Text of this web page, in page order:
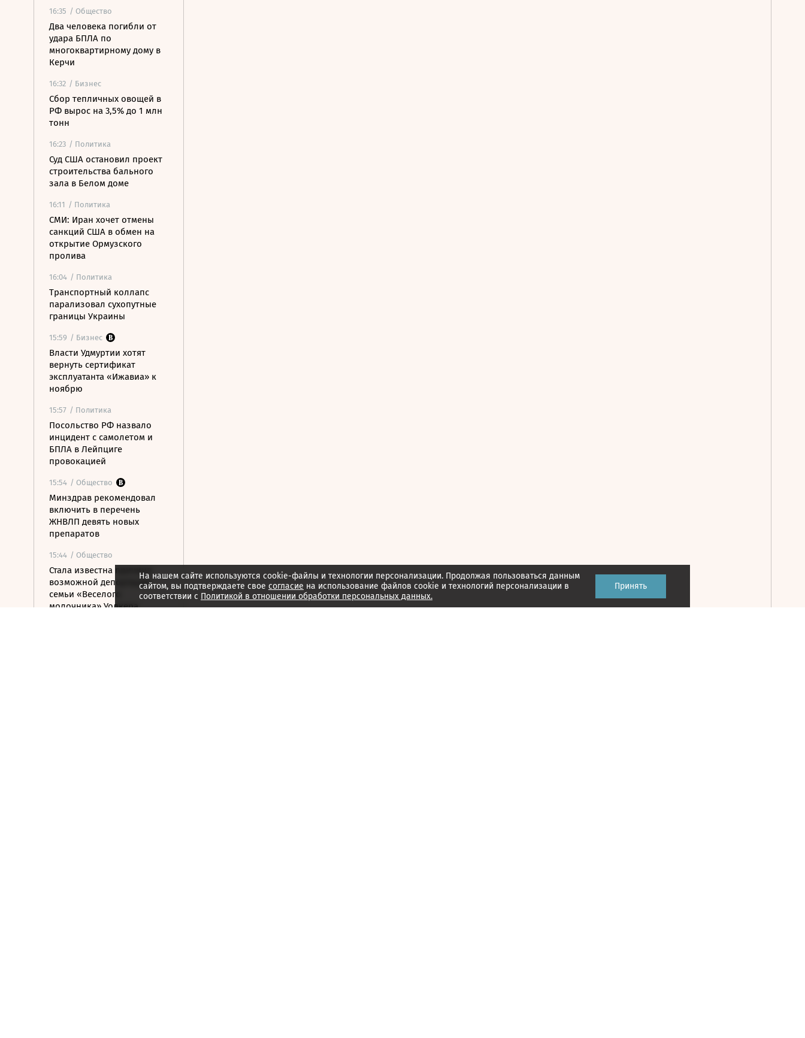
16:35 / Общество
Два человека погибли от
удара БПЛА по
многоквартирному дому в
Керчи
16:32 / Бизнес
Сбор тепличных овощей в
РФ вырос на 3,5% до 1 млн
тонн
16:23 / Политика
Суд США остановил проект
строительства бального
зала в Белом доме
16:11 / Политика
СМИ: Иран хочет отмены
санкций США в обмен на
открытие Ормузского
пролива
16:04 / Политика
Транспортный коллапс
парализовал сухопутные
границы Украины
15:59 / Бизнес
Власти Удмуртии хотят
вернуть сертификат
эксплуатанта «Ижавиа» к
ноябрю
15:57 / Политика
Посольство РФ назвало
инцидент с самолетом и
БПЛА в Лейпциге
провокацией
15:54 / Общество
Минздрав рекомендовал
включить в перечень
ЖНВЛП девять новых
препаратов
15:44 / Общество
Стала известна причина
возможной депортации
семьи «Веселого
молочника» Уолкера
На нашем сайте используются cookie-файлы и технологии персонализации. Продолжая пользоваться данным
сайтом, вы подтверждаете свое согласие на использование файлов cookie и технологий персонализации в
соответствии с Политикой в отношении обработки персональных данных.
Принять